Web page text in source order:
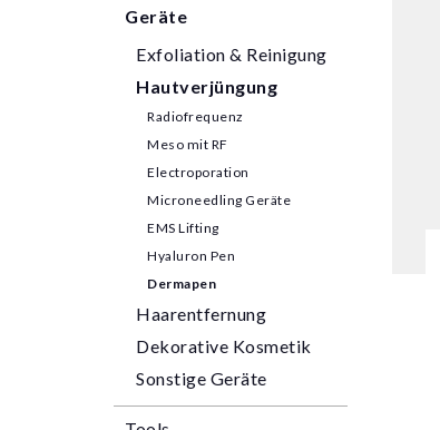
Geräte
Exfoliation & Reinigung
Hautverjüngung
Radiofrequenz
Meso mit RF
Electroporation
Microneedling Geräte
EMS Lifting
Hyaluron Pen
Dermapen
Haarentfernung
Dekorative Kosmetik
Sonstige Geräte